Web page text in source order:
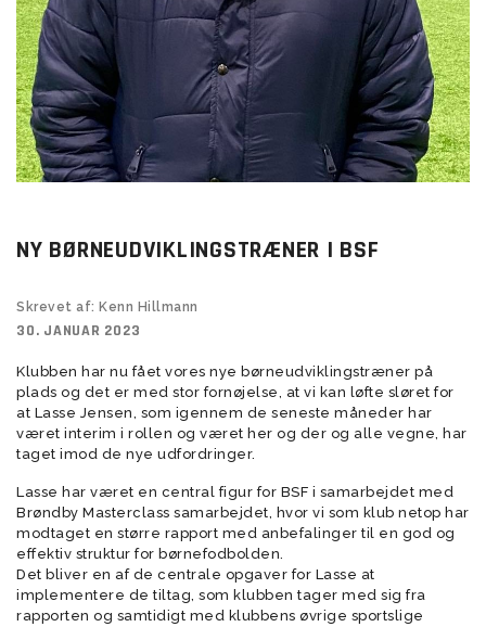
NY BØRNEUDVIKLINGSTRÆNER I BSF
Skrevet af: Kenn Hillmann
30. JANUAR 2023
Klubben har nu fået vores nye børneudviklingstræner på
plads og det er med stor fornøjelse, at vi kan løfte sløret for
at Lasse Jensen, som igennem de seneste måneder har
været interim i rollen og været her og der og alle vegne, har
taget imod de nye udfordringer.
Lasse har været en central figur for BSF i samarbejdet med
Brøndby Masterclass samarbejdet, hvor vi som klub netop har
modtaget en større rapport med anbefalinger til en god og
effektiv struktur for børnefodbolden.
Det bliver en af de centrale opgaver for Lasse at
implementere de tiltag, som klubben tager med sig fra
rapporten og samtidigt med klubbens øvrige sportslige